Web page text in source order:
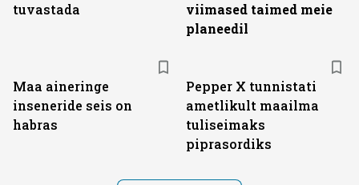
tuvastada
viimased taimed meie
planeedil
Maa aineringe
inseneride seis on
habras
Pepper X tunnistati
ametlikult maailma
tuliseimaks
piprasordiks